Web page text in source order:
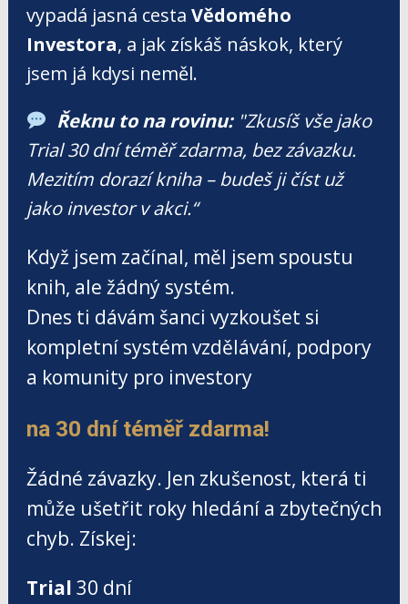
vypadá jasná cesta Vědomého
Investora, a jak získáš náskok, který
jsem já kdysi neměl.
Řeknu to na rovinu:"Zkusíš vše jako
Trial 30 dní téměř zdarma, bez závazku.
Mezitím dorazí kniha – budeš ji číst už
jako investor v akci.“
Když jsem začínal, měl jsem spoustu
knih, ale žádný systém.
Dnes ti dávám šanci vyzkoušet si
kompletní systém vzdělávání, podpory
a komunity pro investory
na 30 dní téměř zdarma!
Žádné závazky. Jen zkušenost, která ti
může ušetřit roky hledání a zbytečných
chyb. Získej:
Trial 30 dní